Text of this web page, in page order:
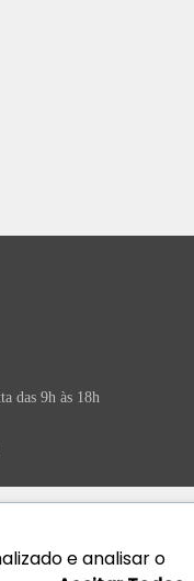
das 9h às 18h
e analisar o